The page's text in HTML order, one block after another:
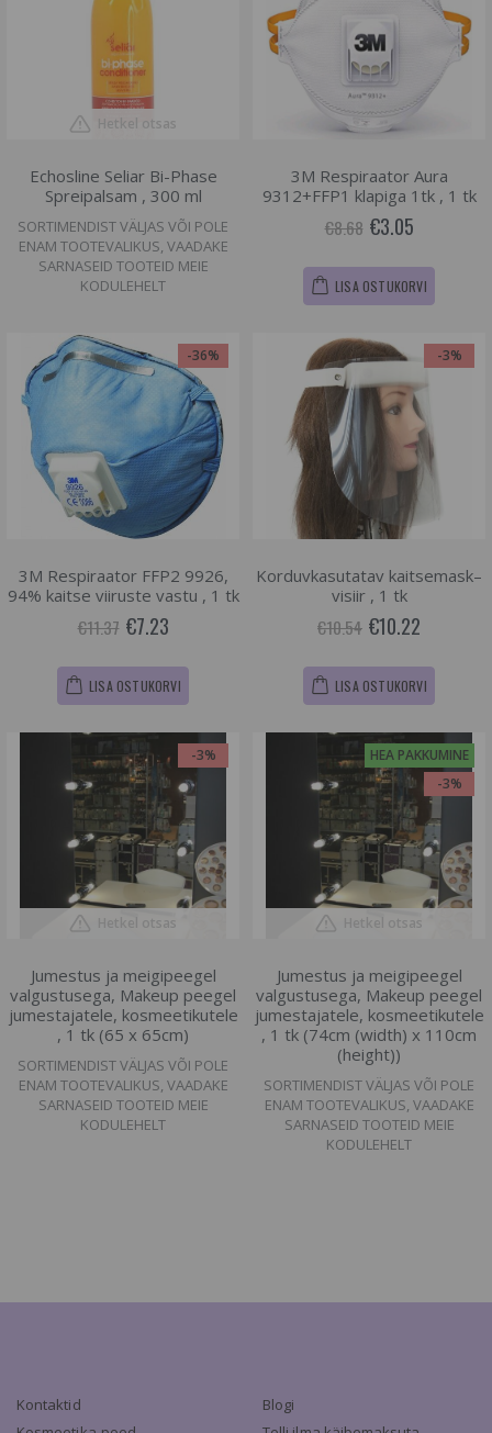
Hetkel otsas
Echosline Seliar Bi-Phase
Spreipalsam , 300 ml
SORTIMENDIST VÄLJAS VÕI POLE
ENAM TOOTEVALIKUS, VAADAKE
SARNASEID TOOTEID MEIE
KODULEHELT
3M Respiraator Aura
9312+FFP1 klapiga 1tk , 1 tk
€8.68 €3.05
LISA OSTUKORVI
-36%
3M Respiraator FFP2 9926,
94% kaitse viiruste vastu , 1 tk
€11.37 €7.23
LISA OSTUKORVI
-3%
Korduvkasutatav kaitsemask–
visiir , 1 tk
€10.54 €10.22
LISA OSTUKORVI
-3%
Hetkel otsas
Jumestus ja meigipeegel
valgustusega, Makeup peegel
jumestajatele, kosmeetikutele
, 1 tk (65 x 65cm)
SORTIMENDIST VÄLJAS VÕI POLE
ENAM TOOTEVALIKUS, VAADAKE
SARNASEID TOOTEID MEIE
KODULEHELT
HEA PAKKUMINE
-3%
Hetkel otsas
Jumestus ja meigipeegel
valgustusega, Makeup peegel
jumestajatele, kosmeetikutele
, 1 tk (74cm (width) x 110cm
(height))
SORTIMENDIST VÄLJAS VÕI POLE
ENAM TOOTEVALIKUS, VAADAKE
SARNASEID TOOTEID MEIE
KODULEHELT
Kontaktid
Blogi